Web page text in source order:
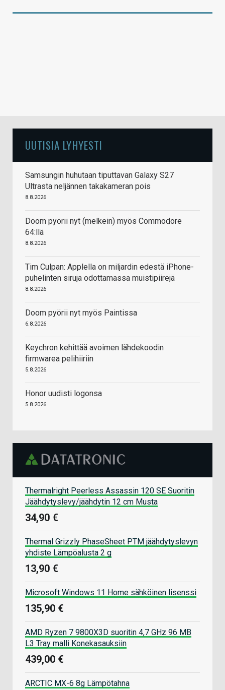
UUTISIA LYHYESTI
Samsungin huhutaan tiputtavan Galaxy S27
Ultrasta neljännen takakameran pois
8.8.2026
Doom pyörii nyt (melkein) myös Commodore
64:llä
8.8.2026
Tim Culpan: Applella on miljardin edestä iPhone-
puhelinten siruja odottamassa muistipiirejä
8.8.2026
Doom pyörii nyt myös Paintissa
6.8.2026
Keychron kehittää avoimen lähdekoodin
firmwarea pelihiiriin
5.8.2026
Honor uudisti logonsa
5.8.2026
Thermalright Peerless Assassin 120 SE Suoritin
Jäähdytyslevy/jäähdytin 12 cm Musta
34,90 €
Thermal Grizzly PhaseSheet PTM jäähdytyslevyn
yhdiste Lämpöalusta 2 g
13,90 €
Microsoft Windows 11 Home sähköinen lisenssi
135,90 €
AMD Ryzen 7 9800X3D suoritin 4,7 GHz 96 MB
L3 Tray malli Konekasauksiin
439,00 €
ARCTIC MX-6 8g Lämpötahna